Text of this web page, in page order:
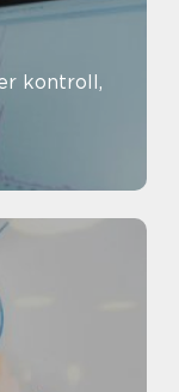
kontroll,